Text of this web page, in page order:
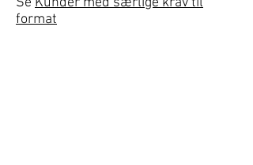
format